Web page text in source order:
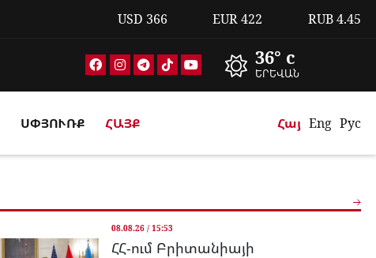
USD 366 EUR422 RUB4.45
36° c
ԵՐԵՎԱՆ
ՍՓՅՈՒՌՔ ՀԱՅՔ Հայ Eng Рус
08.08.26 / 15:53
ՀՀ-ում Բրիտանիայի